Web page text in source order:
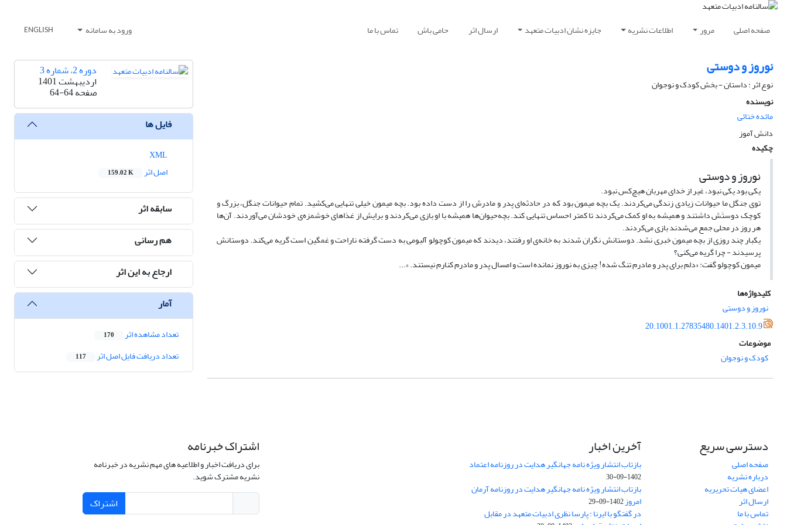
صفحه اصلی مرور اطلاعات نشریه جایزه نشان ادبیات متعهد ارسال اثر حامی باش تماس با ما ورود به سامانه ENGLISH
نوروز و دوستی
نوع اثر : داستان - بخش کودک و نوجوان
نویسنده
مائده ختائی
دانش آموز
چکیده
نوروز و دوستی
یکی بود یکی نبود، غیر از خدای مهربان هیچ‌کس نبود.
توی جنگل ما حیوانات زیادی زندگی می‌کردند. یک بچه میمون بود که در حادثه‌ای پدر و مادرش را از دست داده بود. بچه میمون‌ خیلی تنهایی می‌کشید. تمام حیوانات جنگل، بزرگ و
کوچک دوستَش داشتند و همیشه به او کمک می‌کردند تا کمتر احساس تنهایی کند. بچه‌حیوان‌ها همیشه با او بازی می‌کردند و برایش از غذا‌های خوشمزه‌ی خودشان می‌آوردند. آن‌ها
هر روز در محلی جمع می‌شدند بازی می‌کردند.
یکبار چند روزی از بچه میمون خبری نشد. دوستانش نگران شدند به خانه‌ی او رفتند، دیدند که میمون کوچولو آلبومی به دست گرفته ناراحت و غمگین است گریه می‌کند. دوستانش
پرسیدند - چرا گریه می‌کنی؟
میمون کوچولو گفت: «دلم برای پدر و مادرم تنگ شده! چیزی به نوروز نمانده است و امسال پدر و مادرم کنارم نیستند. »...
کلیدواژه‌ها
نوروز و دوستی
20.1001.1.27835480.1401.2.3.10.9
موضوعات
کودک و نوجوان
دوره 2، شماره 3
اردیبهشت 1401
صفحه64-64
فایل ها
اصل اثر
159.02 K
سابقه اثر
هم رسانی
ارجاع به این اثر
آمار
تعداد مشاهده اثر 170
تعداد دریافت فایل اصل اثر 117
دسترسی سریع
صفحه اصلی
درباره نشریه
اعضای هیات تحریریه
ارسال اثر
تماس با ما
آخرین اخبار
بازتاب انتشار ویژه نامه جهانگیر هدایت در روزنامه اعتماد
1402-09-30
بازتاب انتشار ویژه نامه جهانگیر هدایت در روزنامه آرمان
امروز1402-09-29
در گفتگو با ایرنا : پارسا نظری ادبیات متعهد در مقابل
اشتراک خبرنامه
برای دریافت اخبار و اطلاعیه های مهم نشریه در خبرنامه
نشریه مشترک شوید.
اشتراک